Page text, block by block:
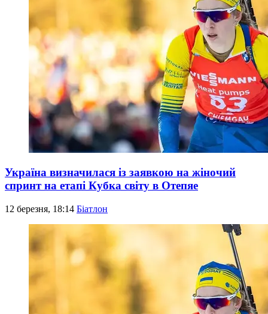
Україна визначилася із заявкою на жіночий
спринт на етапі Кубка світу в Отепяе
12 березня, 18:14 Біатлон